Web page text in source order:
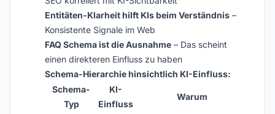
Entitäten-Klarheit hilft KIs beim Verständnis –
Konsistente Signale im Web
FAQ Schema ist die Ausnahme – Das scheint
einen direkteren Einfluss zu haben
Schema-Hierarchie hinsichtlich KI-Einfluss:
Schema-
Typ
KI-
Einfluss
Warum